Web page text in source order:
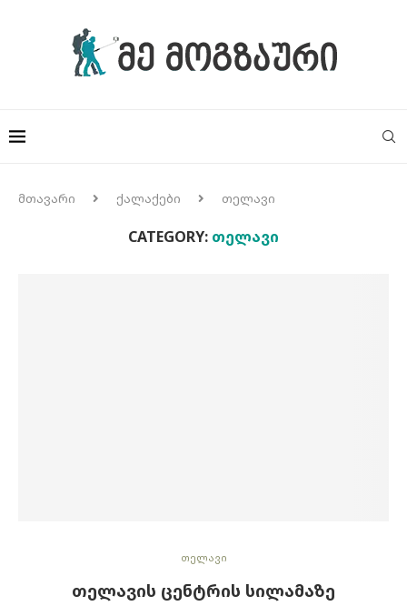
მთავარი ქალაქები თელავი
CATEGORY: ᲗᲔᲚᲐᲕᲘ
თელავი
ᲗᲔᲚᲐᲕᲘᲡ ᲪᲔᲜᲢᲠᲘᲡ ᲡᲘᲚᲐᲛᲐᲖᲔ